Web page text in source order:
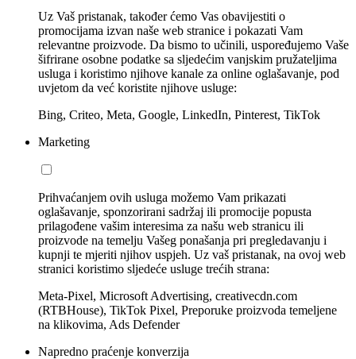
Uz Vaš pristanak, također ćemo Vas obavijestiti o
promocijama izvan naše web stranice i pokazati Vam
relevantne proizvode. Da bismo to učinili, uspoređujemo Vaše
šifrirane osobne podatke sa sljedećim vanjskim pružateljima
usluga i koristimo njihove kanale za online oglašavanje, pod
uvjetom da već koristite njihove usluge:
Bing, Criteo, Meta, Google, LinkedIn, Pinterest, TikTok
Marketing
Prihvaćanjem ovih usluga možemo Vam prikazati
oglašavanje, sponzorirani sadržaj ili promocije popusta
prilagođene vašim interesima za našu web stranicu ili
proizvode na temelju Vašeg ponašanja pri pregledavanju i
kupnji te mjeriti njihov uspjeh. Uz vaš pristanak, na ovoj web
stranici koristimo sljedeće usluge trećih strana:
Meta-Pixel, Microsoft Advertising, creativecdn.com
(RTBHouse), TikTok Pixel, Preporuke proizvoda temeljene
na klikovima, Ads Defender
Napredno praćenje konverzija